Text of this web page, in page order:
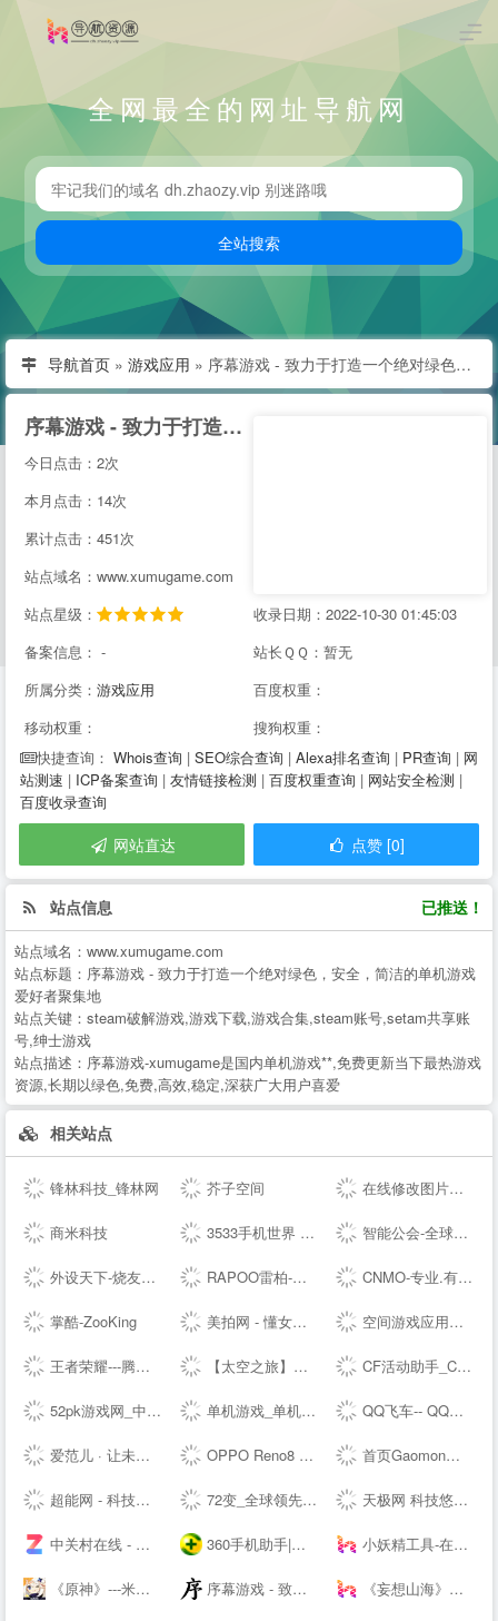
全网最全的网址导航网
导航首页 » 游戏应用 » 序幕游戏 - 致力于打造一个绝对绿色，安全，简洁的单机游戏爱好者聚集地
序幕游戏 - 致力于打造一个绝对绿色，安全，简洁的单机游戏爱好者聚集地
今日点击：2次
本月点击：14次
累计点击：451次
站点域名：www.xumugame.com
站点星级：
收录日期：2022-10-30 01:45:03
备案信息： -
站长ＱＱ：暂无
所属分类： 游戏应用
百度权重：
移动权重：
搜狗权重：
快捷查询： Whois查询 | SEO综合查询 | Alexa排名查询 | PR查询 | 网
站测速 | ICP备案查询 | 友情链接检测 | 百度权重查询 | 网站安全检测 |
百度收录查询
网站直达 点赞 [0]
站点信息 已推送！
站点域名： www.xumugame.com
站点标题： 序幕游戏 - 致力于打造一个绝对绿色，安全，简洁的单机游戏
爱好者聚集地
站点关键： steam破解游戏,游戏下载,游戏合集,steam账号,setam共享账
号,绅士游戏
站点描述： 序幕游戏-xumugame是国内单机游戏**,免费更新当下最热游戏
资源,长期以绿色,免费,高效,稳定,深获广大用户喜爱
相关站点
锋林科技_锋林网 芥子空间 在线修改图片大小尺寸；免费抠图照片处理工具 - 改图神器
商米科技 3533手机世界 手机改变世界 彩票开奖助手 智能公会-全球智能产品评测资讯平台-致力于让智能走进生活
外设天下-烧友所爱 值得信赖(WWW.WSTX.COM) RAPOO雷柏-无线生活-雷柏科技 CNMO-专业.有趣的科技新媒体
掌酷-ZooKing 美拍网 - 懂女生，更好看！ 空间游戏应用中心-网页游戏|热门游戏|新游推荐
王者荣耀---腾讯游戏 【太空之旅】新版本爆料 - 和平精英----腾讯游戏 CF活动助手_CF装备助手_穿越火线活动一键领取 - --
52pk游戏网_中文游戏门户站 单机游戏_单机游戏下载_单机游戏门户_游侠网 QQ飞车-- QQ飞车---腾讯游戏-竞速网游王者 突破300万同时在线
爱范儿 · 让未来触手可及 OPPO Reno8 系列 - 人像，从此得「芯」应手 | OPPO -- 首页Gaomon高漫 - 新一代数位板和数位屏，新的创作之旅
超能网 - 科技生活第一站 72变_全球领先的智能生活平台 天极网 科技悠生活.遇见新未来
中关村在线 - 大中华区专业IT网站 - The --luable and professional IT business website in Greater China 360手机助手|手机软件下载|手机游戏下载|安卓软件|安卓游戏|Android手机应用|手机主题壁纸下载|手机视频电影电视剧下载|手机小说杂志下载 小妖精工具-在线工具箱
《原神》---米哈游全新开放世界 序幕游戏 - 致力于打造一个绝对绿色，安全，简洁的单机游戏爱好者聚集地 《妄想山海》手游官方下载站_礼包领取_腾讯游戏